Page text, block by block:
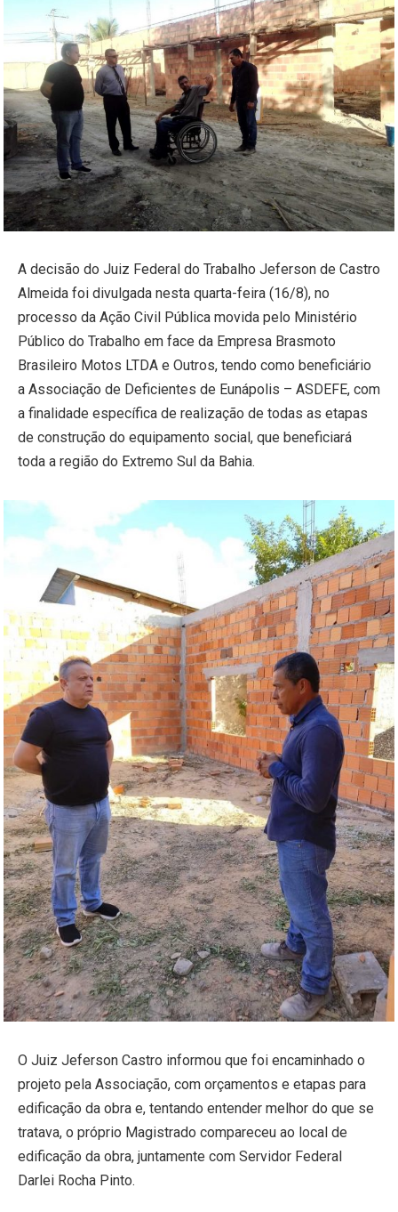
A decisão do Juiz Federal do Trabalho Jeferson de Castro
Almeida foi divulgada nesta quarta-feira (16/8), no
processo da Ação Civil Pública movida pelo Ministério
Público do Trabalho em face da Empresa Brasmoto
Brasileiro Motos LTDA e Outros, tendo como beneficiário
a Associação de Deficientes de Eunápolis – ASDEFE, com
a finalidade específica de realização de todas as etapas
de construção do equipamento social, que beneficiará
toda a região do Extremo Sul da Bahia.
O Juiz Jeferson Castro informou que foi encaminhado o
projeto pela Associação, com orçamentos e etapas para
edificação da obra e, tentando entender melhor do que se
tratava, o próprio Magistrado compareceu ao local de
edificação da obra, juntamente com Servidor Federal
Darlei Rocha Pinto.